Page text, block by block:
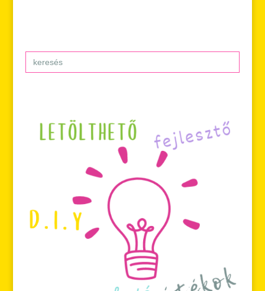
Search
for: